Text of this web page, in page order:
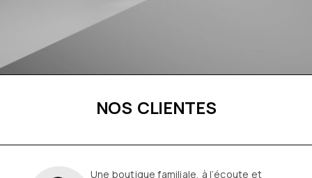
NOS CLIENTES
Une boutique familiale, à l’écoute et